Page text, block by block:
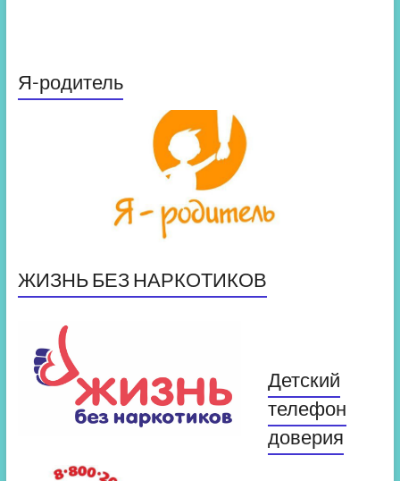
Я-родитель
ЖИЗНЬ БЕЗ НАРКОТИКОВ
Детский
телефон
доверия